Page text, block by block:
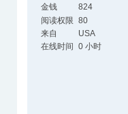
金钱
824
阅读权限 80
来自
USA
在线时间
0 小时